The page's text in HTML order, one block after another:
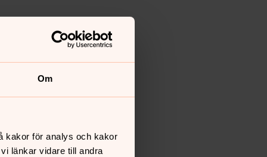
Om
kakor för analys och kakor
länkar vidare till andra